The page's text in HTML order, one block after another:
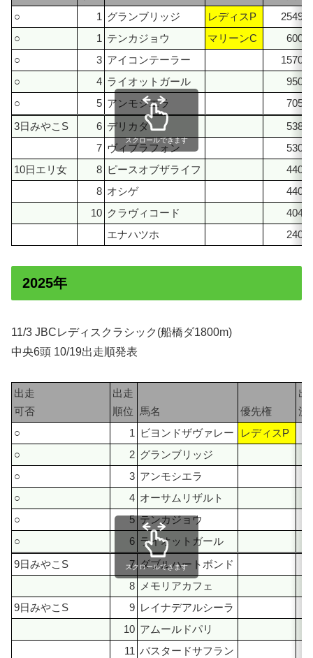
○
1 グランブリッジ レディスP
25490
○
1 テンカジョウ マリーンC
6000
○
3 アイコンテーラー
15700
○
4 ライオットガール
9500
○
5 アンモシエラ 7050
3日みやこS 6 デリカダ
5380
7 ヴィブラフォン
5300
10日エリ女
8 ピースオブザライフ
4400
8 オシゲ
4400
10 クラヴィコード
4040
エナハツホ
2400
スクロールできます
2025年
11/3 JBCレディスクラシック(船橋ダ1800m)
中央6頭 10/19出走順発表
出走
可否
出走
順位
馬名 優先権
出
決
○
1 ビヨンドザヴァレー
レディスP
○
2 グランブリッジ
○
3 アンモシエラ
○
4 オーサムリザルト
○
5 テンカジョウ
○
6 ライオットガール
9日みやこS 7 ダブルハートボンド
8
メモリアカフェ
9日みやこS
9 レイナデアルシーラ
10 アムールドパリ
11 バスタードサフラン
スクロールできます